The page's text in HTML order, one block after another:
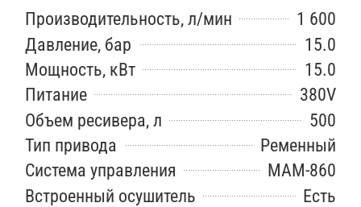
Производительность, л/мин
1 600
Давление, бар
15.0
Мощность, кВт
15.0
Питание
380V
Объем ресивера, л
500
Тип привода
Ременный
Система управления
MAM-860
Встроенный осушитель
Есть